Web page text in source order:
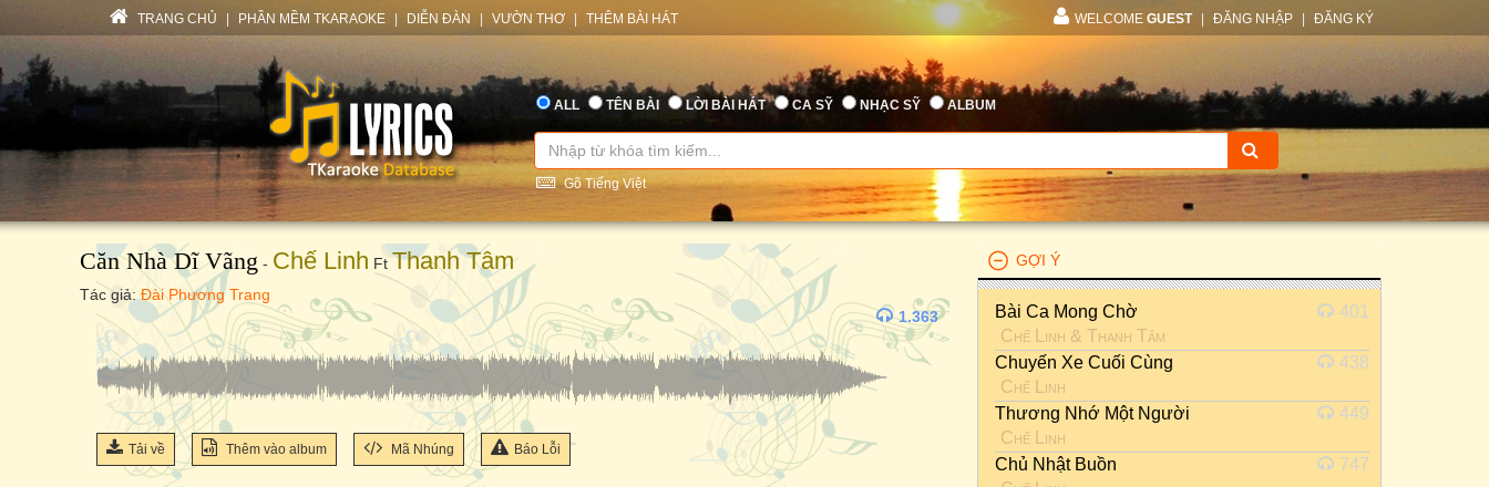
TRANG CHỦ PHẦN MỀM TKARAOKE DIỄN ĐÀN VƯỜN THƠ THÊM BÀI HÁT WELCOME GUEST ĐĂNG NHẬP ĐĂNG KÝ
ALL TÊN BÀI LỜI BÀI HÁT CA SỸ NHẠC SỸ ALBUM
Gõ Tiếng Việt
Căn Nhà Dĩ Vãng - Chế Linh Ft Thanh Tâm
Tác giả: Đài Phương Trang
1.363
Tải về Thêm vào album Mã Nhúng Báo Lỗi
GỢI Ý
Bài Ca Mong Chờ
Chế Linh & Thanh Tâm
401
Chuyến Xe Cuối Cùng
Chế Linh
438
Thương Nhớ Một Người
Chế Linh
449
Chủ Nhật Buồn
747